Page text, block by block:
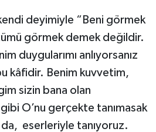
deyimiyle “Beni görmek
görmek demek değildir.
duygularımı anlıyorsanız
kâfidir. Benim kuvvetim,
sizin bana olan
O’nu gerçekte tanımasak
eserleriyle tanıyoruz.